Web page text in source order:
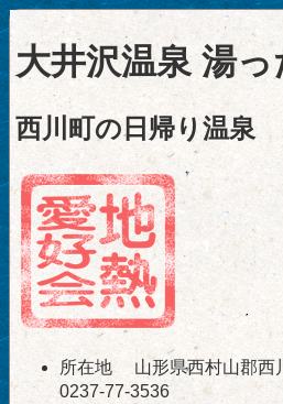
大井沢温泉 湯
西川町の日帰り温泉
所在地 山形県西村山郡
0237-77-3536